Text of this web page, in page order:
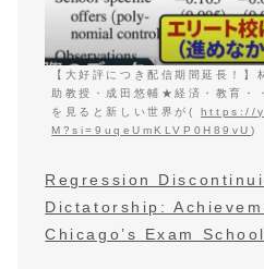
【大好評につき配信期間延長！】
助教授・成田悠輔★経済・教育・
を見ると新しい世界が( https://
M?si=9uqeUmKLVP0H89vU )
Regression
Dictatorship:
Chicago’s Exam